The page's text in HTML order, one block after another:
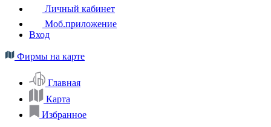
Личный кабинет
Моб.приложение
Вход
Фирмы на карте
Главная
Карта
Избранное